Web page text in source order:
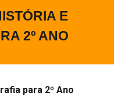
E
2º ANO
para 2º Ano